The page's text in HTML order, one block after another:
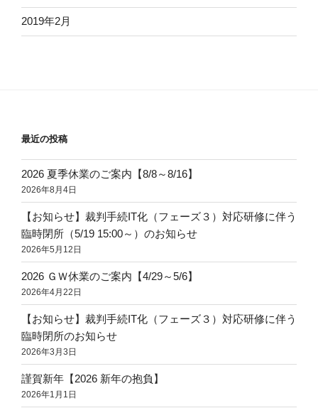
2019年2月
最近の投稿
2026 夏季休業のご案内【8/8～8/16】
2026年8月4日
【お知らせ】裁判手続IT化（フェーズ３）対応研修に伴う
臨時閉所（5/19 15:00～）のお知らせ
2026年5月12日
2026 ＧＷ休業のご案内【4/29～5/6】
2026年4月22日
【お知らせ】裁判手続IT化（フェーズ３）対応研修に伴う
臨時閉所のお知らせ
2026年3月3日
謹賀新年【2026 新年の抱負】
2026年1月1日